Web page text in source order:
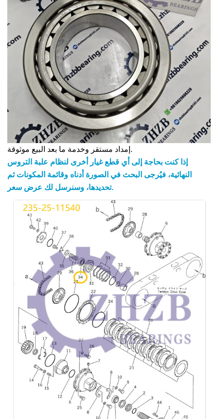
إمداد مستقر وخدمة ما بعد البيع موثوقة.
إذا كنت بحاجة إلى أي قطع غيار أخرى لنظام علبة التروس
النهائية، فيُرجى البحث في الصورة أدناه وقائمة المكونات ثم
تحديدها، وسنرسل لك عرض سعر.